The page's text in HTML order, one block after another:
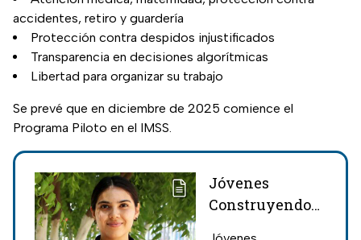
accidentes, retiro y guardería
Protección contra despidos injustificados
Transparencia en decisiones algorítmicas
Libertad para organizar su trabajo
Se prevé que en diciembre de 2025 comience el
Programa Piloto en el IMSS.
Jóvenes
Construyendo